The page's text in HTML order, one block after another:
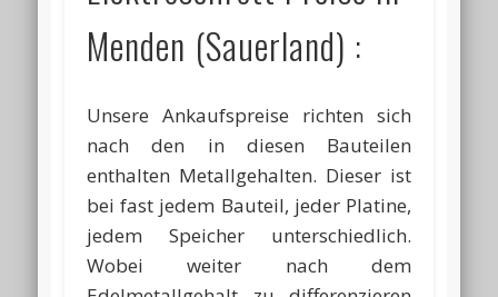
Menden (Sauerland) :
Unsere Ankaufspreise richten sich
nach den in diesen Bauteilen
enthalten Metallgehalten. Dieser ist
bei fast jedem Bauteil, jeder Platine,
jedem Speicher unterschiedlich.
Wobei weiter nach dem